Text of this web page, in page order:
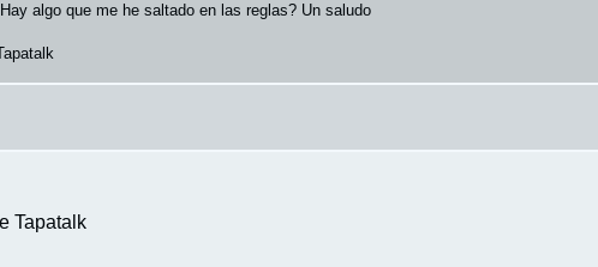
algo que me he saltado en las reglas? Un saludo
Tapatalk